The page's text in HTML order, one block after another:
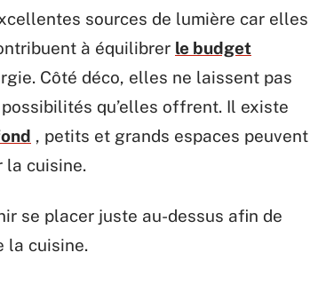
sources de lumière car elles
à équilibrer le budget
Côté déco, elles ne laissent pas
qu’elles offrent. Il existe
, petits et grands espaces peuvent
la cuisine.
se placer juste au-dessus afin de
la cuisine.